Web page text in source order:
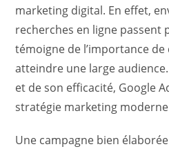
marketing digital. En effet,
recherches en ligne passent
témoigne de l’importance
atteindre une large
et de son efficacité, Google
stratégie marketing
Une campagne bien